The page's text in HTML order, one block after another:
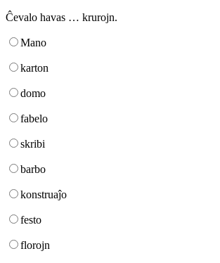
Ĉevalo havas … krurojn.
Mano
karton
domo
fabelo
skribi
barbo
konstruaĵo
festo
florojn